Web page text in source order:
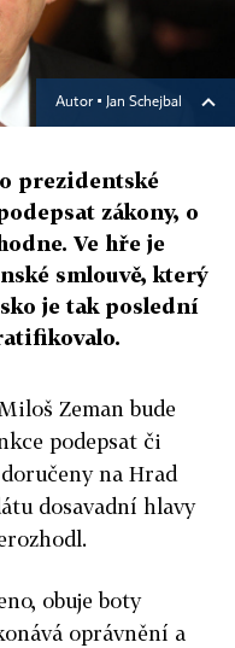
Autor ▪ Jan Schejbal
prezidentské
zákony, o
Ve hře je
smlouvě, který
je tak poslední
Zeman bude
podepsat či
na Hrad
dosavadní hlavy
obuje boty
oprávnění a